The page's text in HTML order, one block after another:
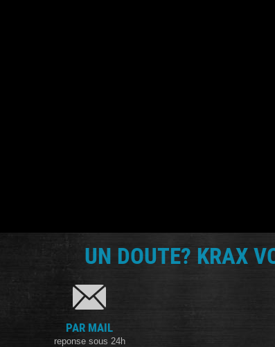
UN DOUTE? KRAX
PAR MAIL
reponse sous 24h